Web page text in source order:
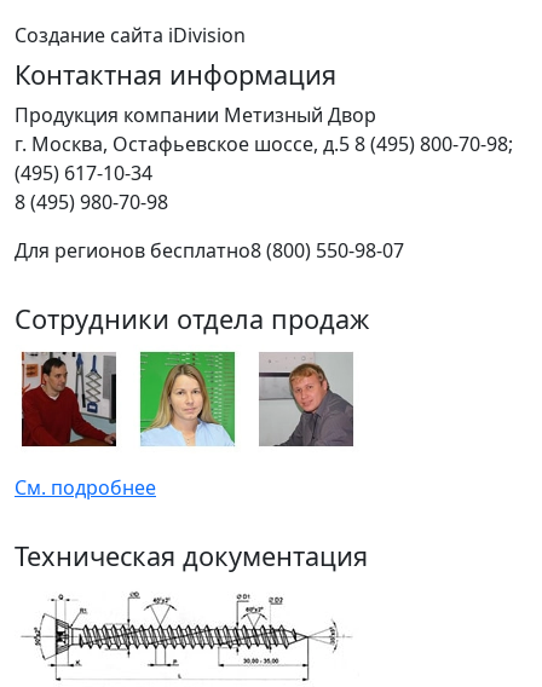
Создание сайта iDivision
Контактная информация
Продукция компании Метизный Двор
г. Москва, Остафьевское шоссе, д.58 (495) 800-70-98;
(495) 617-10-34
8 (495) 980-70-98
Для регионов бесплатно8 (800) 550-98-07
Сотрудники отдела продаж
См. подробнее
Техническая документация